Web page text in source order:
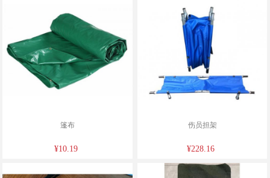
篷布
¥10.19
伤员担架
¥228.16